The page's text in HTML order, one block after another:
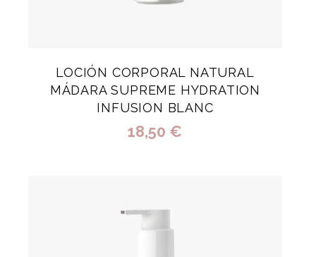
LOCIÓN CORPORAL NATURAL
MÁDARA SUPREME HYDRATION
INFUSION BLANC
18,50 €